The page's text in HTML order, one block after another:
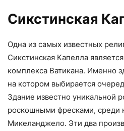
Сикстинская
Одна из самых известных
Сикстинская Капелла
комплекса Ватикана. Именно
на котором выбирается
Здание известно уникальной
роскошными фресками, среди
Микеланджело. Эти два